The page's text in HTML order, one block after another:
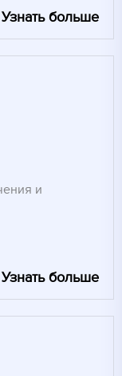
Узнать больше
и
Узнать больше